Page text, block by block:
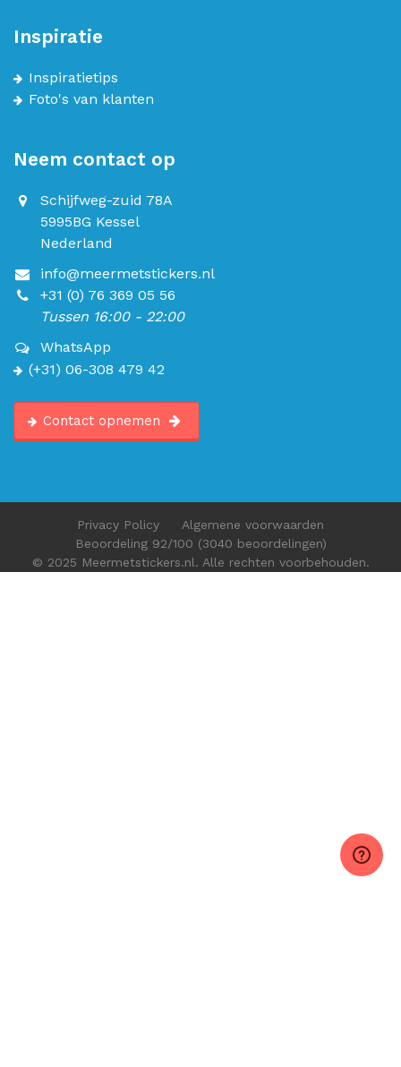
Inspiratie
Inspiratietips
Foto's van klanten
Neem contact op
Schijfweg-zuid 78A
5995BG Kessel
Nederland
info@meermetstickers.nl
+31 (0) 76 369 05 56
Tussen 16:00 - 22:00
WhatsApp
(+31) 06-308 479 42
Contact opnemen
Privacy Policy
Algemene voorwaarden
Beoordeling 92/100 (3040 beoordelingen)
© 2025 Meermetstickers.nl. Alle rechten voorbehouden.